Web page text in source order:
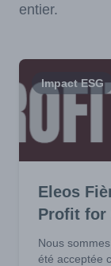
entier.
Impact ESG
Eleos
Profit for
Nous
été acceptée